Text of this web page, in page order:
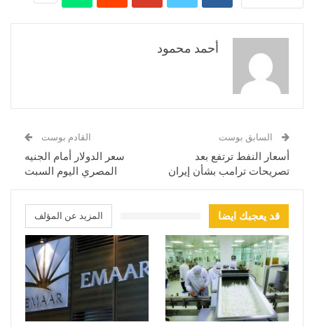
أحمد محمود
السابق بوست
أسعار النفط ترتفع بعد
تصريحات ترامب بشأن إيران
القادم بوست
سعر الدولار أمام الجنيه
المصري اليوم السبت
قد يعجبك ايضا المزيد عن المؤلف